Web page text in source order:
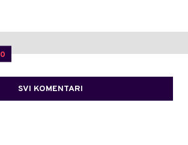
0
SVI KOMENTARI